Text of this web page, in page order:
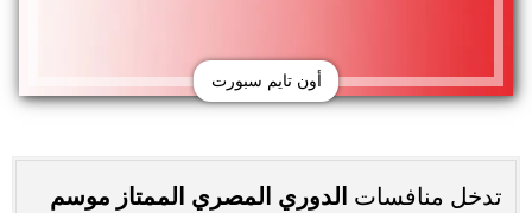
أون تايم سبورت
تدخل منافسات الدوري المصري الممتاز موسم